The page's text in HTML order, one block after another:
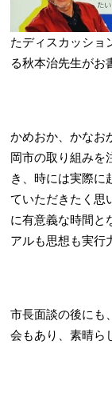
たディスカッショ
る秋本治先生がお
かめおか、かなお
岡市の取り組みを
き、時には実際に
ていただきたく思
に有意義な時間と
アルも思想も実行
市長面談の後にも
会もあり、素晴ら